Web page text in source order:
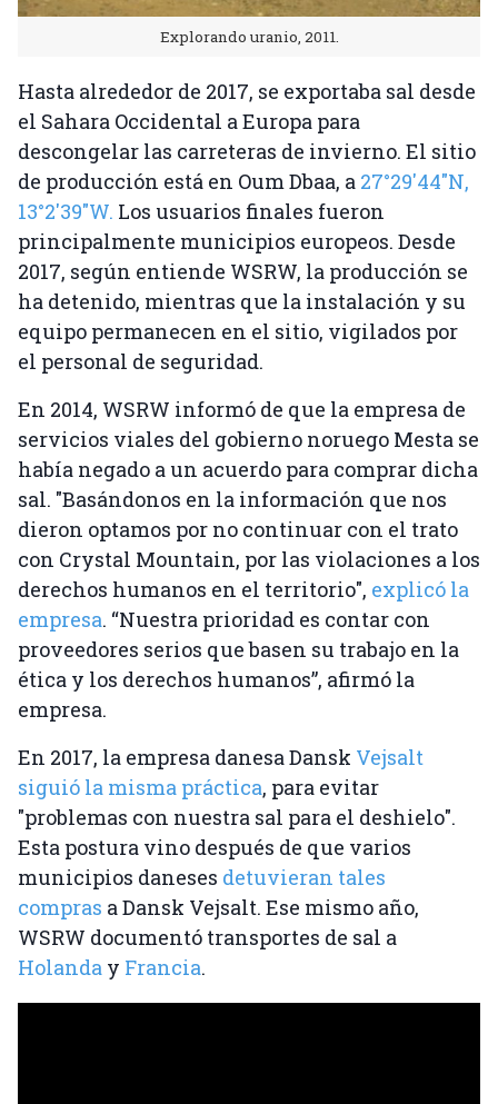
Explorando uranio, 2011.
Hasta alrededor de 2017, se exportaba sal desde
el Sahara Occidental a Europa para
descongelar las carreteras de invierno. El sitio
de producción está en Oum Dbaa, a 27°29'44"N,
13°2'39"W. Los usuarios finales fueron
principalmente municipios europeos. Desde
2017, según entiende WSRW, la producción se
ha detenido, mientras que la instalación y su
equipo permanecen en el sitio, vigilados por
el personal de seguridad.
En 2014, WSRW informó de que la empresa de
servicios viales del gobierno noruego Mesta se
había negado a un acuerdo para comprar dicha
sal. "Basándonos en la información que nos
dieron optamos por no continuar con el trato
con Crystal Mountain, por las violaciones a los
derechos humanos en el territorio", explicó la
empresa. “Nuestra prioridad es contar con
proveedores serios que basen su trabajo en la
ética y los derechos humanos”, afirmó la
empresa.
En 2017, la empresa danesa Dansk Vejsalt
siguió la misma práctica, para evitar
"problemas con nuestra sal para el deshielo".
Esta postura vino después de que varios
municipios daneses detuvieran tales
compras a Dansk Vejsalt. Ese mismo año,
WSRW documentó transportes de sal a
Holanda y Francia.